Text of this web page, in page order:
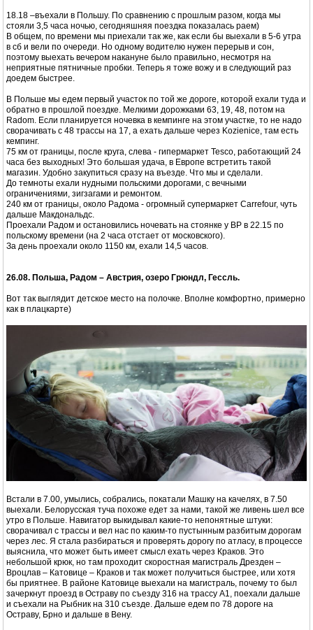
18.18 –въехали в Польшу. По сравнению с прошлым разом, когда мы
стояли 3,5 часа ночью, сегодняшняя поездка показалась раем)
В общем, по времени мы приехали так же, как если бы выехали в 5-6 утра
в сб и вели по очереди. Но одному водителю нужен перерыв и сон,
поэтому выехать вечером накануне было правильно, несмотря на
неприятные пятничные пробки. Теперь я тоже вожу и в следующий раз
доедем быстрее.
В Польше мы едем первый участок по той же дороге, которой ехали туда и
обратно в прошлой поездке. Мелкими дорожками 63, 19, 48, потом на
Radom. Если планируется ночевка в кемпинге на этом участке, то не надо
сворачивать с 48 трассы на 17, а ехать дальше через Kozienice, там есть
кемпинг.
75 км от границы, после круга, слева - гипермаркет Tesco, работающий 24
часа без выходных! Это большая удача, в Европе встретить такой
магазин. Удобно закупиться сразу на въезде. Что мы и сделали.
До темноты ехали нудными польскими дорогами, с вечными
ограничениями, зигзагами и ремонтом.
240 км от границы, около Радома - огромный супермаркет Carrefour, чуть
дальше Макдональдс.
Проехали Радом и остановились ночевать на стоянке у BP в 22.15 по
польскому времени (на 2 часа отстает от московского).
За день проехали около 1150 км, ехали 14,5 часов.
26.08. Польша, Радом – Австрия, озеро Грюндл, Гессль.
Вот так выглядит детское место на полочке. Вполне комфортно, примерно
как в плацкарте)
Встали в 7.00, умылись, собрались, покатали Машку на качелях, в 7.50
выехали. Белорусская туча похоже едет за нами, такой же ливень шел все
утро в Польше. Навигатор выкидывал какие-то непонятные штуки:
сворачивал с трассы и вел нас по каким-то пустынным разбитым дорогам
через лес. Я стала разбираться и проверять дорогу по атласу, в процессе
выяснила, что может быть имеет смысл ехать через Краков. Это
небольшой крюк, но там проходит скоростная магистраль Дрезден –
Вроцлав – Катовице – Краков и так может получиться быстрее, или хотя
бы приятнее. В районе Катовице выехали на магистраль, почему то был
зачеркнут проезд в Остраву по съезду 316 на трассу А1, поехали дальше
и съехали на Рыбник на 310 съезде. Дальше едем по 78 дороге на
Остраву, Брно и дальше в Вену.